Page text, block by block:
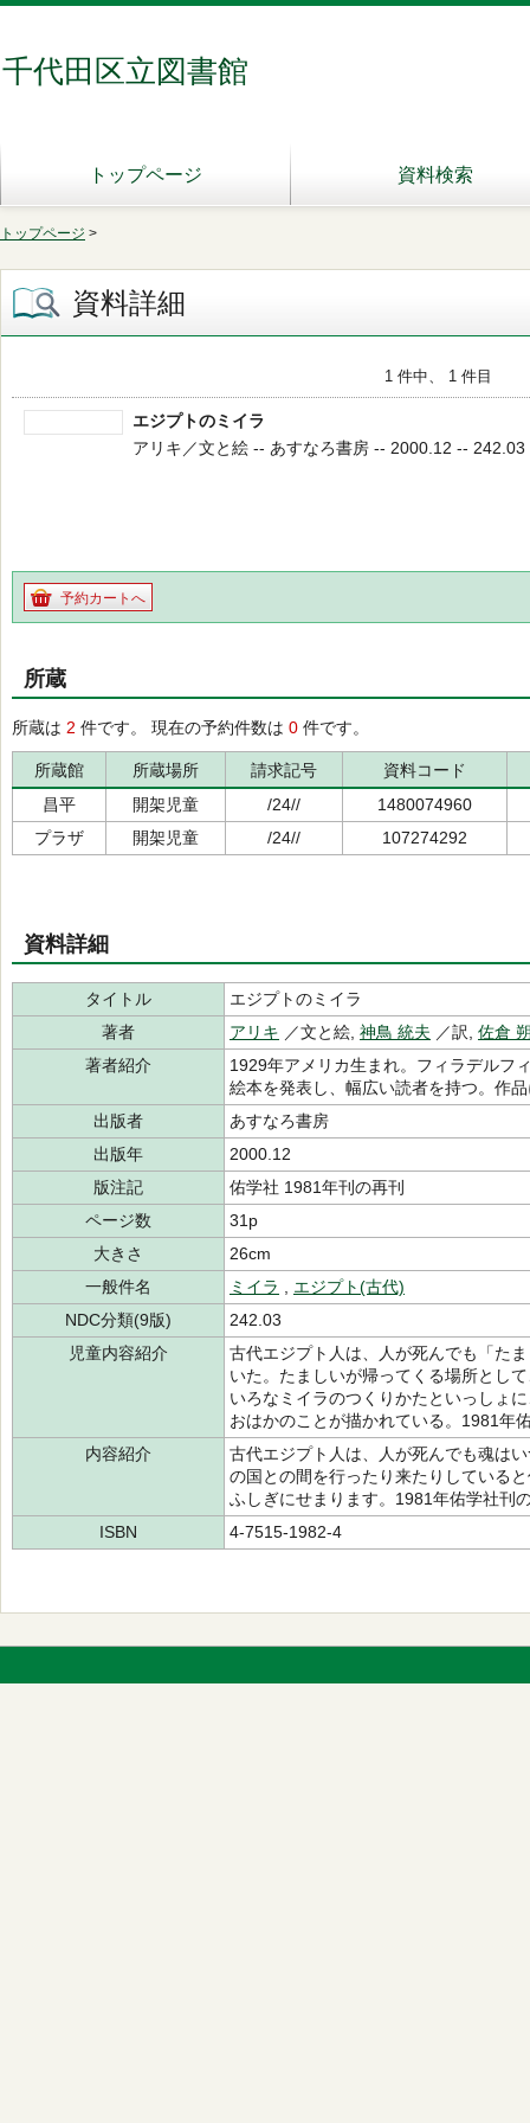
千代田区立図書館
トップページ 資料検索
トップページ >
資料詳細
1 件中、 1 件目
エジプトのミイラ
アリキ／文と絵 -- あすなろ書房 -- 2000.12 -- 242.03
予約カートへ
所蔵
所蔵は 2 件です。 現在の予約件数は 0 件です。
所蔵館 所蔵場所 請求記号
資料コード
昌平
開架児童 /24//
1480074960
プラザ
開架児童 /24// 107274292
資料詳細
タイトル
エジプトのミイラ
著者
アリキ ／文と絵, 神鳥 統夫 ／訳, 佐倉
著者紹介
1929年アメリカ生まれ。フィラデルフ
絵本を発表し、幅広い読者を持つ。作
出版者
あすなろ書房
出版年
2000.12
版注記
佑学社 1981年刊の再刊
ページ数
31p
大きさ
26cm
一般件名
ミイラ
エジプト(古代)
NDC分類(9版)
242.03
児童内容紹介
古代エジプト人は、人が死んでも「た
いた。たましいが帰ってくる場所とし
いろなミイラのつくりかたといっしょ
おはかのことが描かれている。1981年
内容紹介
古代エジプト人は、人が死んでも魂は
の国との間を行ったり来たりしている
ふしぎにせまります。1981年佑学社刊
ISBN
4-7515-1982-4